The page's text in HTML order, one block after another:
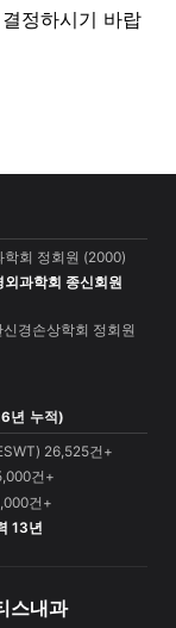
정하시기 바랍
학회 정회원 (2000)
과학회 종신회원
신경손상학회 정회원
년 누적)
26,525건+
건+
건+
13년
스내과